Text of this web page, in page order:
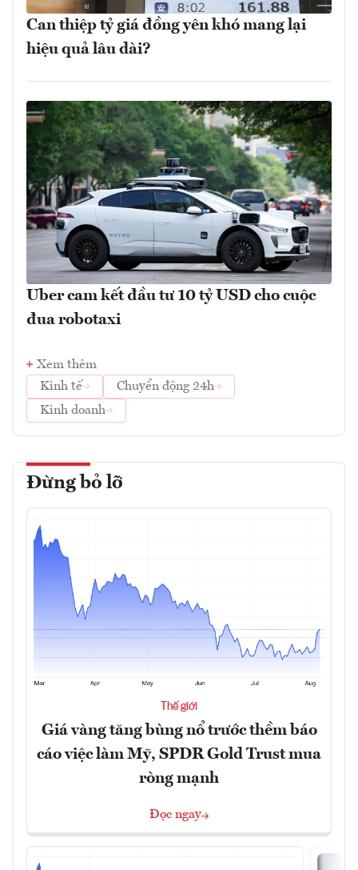
Can thiệp tỷ giá đồng yên khó mang lại
hiệu quả lâu dài?
Uber cam kết đầu tư 10 tỷ USD cho cuộc
đua robotaxi
Xem thêm
Kinh tế
Chuyển động 24h
Kinh doanh
Đừng bỏ lỡ
Thế giới
Giá vàng tăng bùng nổ trước thềm báo
cáo việc làm Mỹ, SPDR Gold Trust mua
ròng mạnh
Đọc ngay